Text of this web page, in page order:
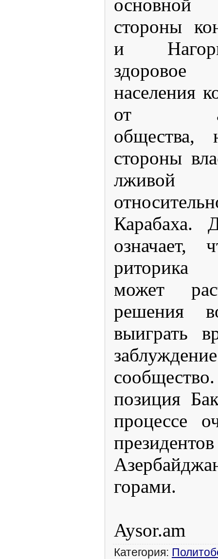
основной
стороны
и
населения
от
общества,
стороны
лживой
Карабаха.
означает,
риторика
может
решения
выиграть
позиция
процессе
горами.
Aysor.am
Категория: